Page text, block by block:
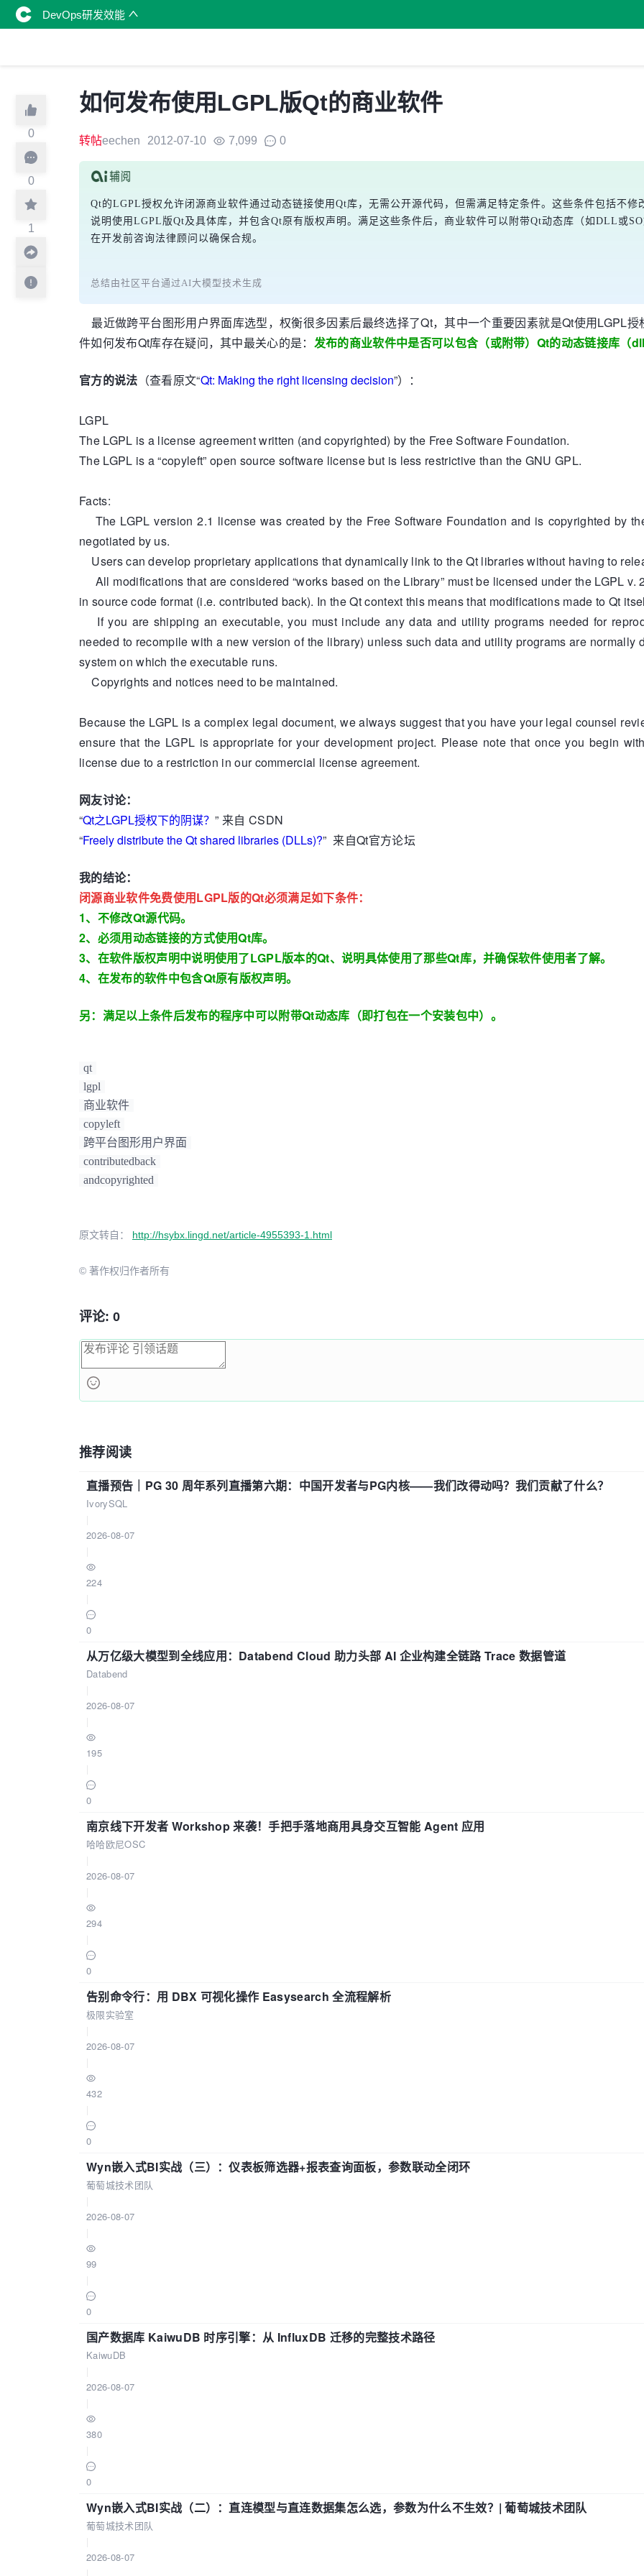
DevOps研发效能
0
0
1
如何发布使用LGPL版Qt的商业软件
转帖eechen 2012-07-10 7,099 0
Qt的LGPL授权允许闭源商业软件通过动态链接使用Qt库，无需公开源代码，但需满足特定条件。这些条件包括不
说明使用LGPL版Qt及具体库，并包含Qt原有版权声明。满足这些条件后，商业软件可以附带Qt动态库（如DLL或
在开发前咨询法律顾问以确保合规。
总结由社区平台通过AI大模型技术生成
最近做跨平台图形用户界面库选型，权衡很多因素后最终选择了Qt，其中一个重要因素就是Qt使用LGPL
件如何发布Qt库存在疑问，其中最关心的是： 发布的商业软件中是否可以包含（或附带）Qt的动态链接库（
官方的说法 （查看原文“Qt: Making the right licensing decision”）：
LGPL
The LGPL is a license agreement written (and copyrighted) by the Free Software Foundation.
The LGPL is a “copyleft” open source software license but is less restrictive than the GNU GPL.
Facts:
The LGPL version 2.1 license was created by the Free Software Foundation and is copyrighted by
negotiated by us.
Users can develop proprietary applications that dynamically link to the Qt libraries without having to
All modifications that are considered “works based on the Library” must be licensed under the LGPL
in source code format (i.e. contributed back). In the Qt context this means that modifications made to Qt
If you are shipping an executable, you must include any data and utility programs needed for
needed to recompile with a new version of the library) unless such data and utility programs are
system on which the executable runs.
Copyrights and notices need to be maintained.
Because the LGPL is a complex legal document, we always suggest that you have your legal counsel
ensure that the LGPL is appropriate for your development project. Please note that once you begin
license due to a restriction in our commercial license agreement.
网友讨论：
“Qt之LGPL授权下的阴谋？” 来自 CSDN
“Freely distribute the Qt shared libraries (DLLs)?” 来自Qt官方论坛
我的结论：
闭源商业软件免费使用LGPL版的Qt必须满足如下条件：
1、不修改Qt源代码。
2、必须用动态链接的方式使用Qt库。
3、在软件版权声明中说明使用了LGPL版本的Qt、说明具体使用了那些Qt库，并确保软件使用者了解。
4、在发布的软件中包含Qt原有版权声明。
另：满足以上条件后发布的程序中可以附带Qt动态库（即打包在一个安装包中）。
qt
lgpl
商业软件
copyleft
跨平台图形用户界面
contributedback
andcopyrighted
原文转自： http://hsybx.lingd.net/article-4955393-1.html
© 著作权归作者所有
评论: 0
推荐阅读
直播预告｜PG 30 周年系列直播第六期：中国开发者与PG内核——我们改得动吗？我们贡献了什么？
IvorySQL
2026-08-07
224
0
从万亿级大模型到全线应用：Databend Cloud 助力头部 AI 企业构建全链路 Trace 数据管道
Databend
2026-08-07
195
0
南京线下开发者 Workshop 来袭！手把手落地商用具身交互智能 Agent 应用
哈哈欧尼OSC
2026-08-07
294
0
告别命令行：用 DBX 可视化操作 Easysearch 全流程解析
极限实验室
2026-08-07
432
0
Wyn嵌入式BI实战（三）：仪表板筛选器+报表查询面板，参数联动全闭环
葡萄城技术团队
2026-08-07
99
0
国产数据库 KaiwuDB 时序引擎：从 InfluxDB 迁移的完整技术路径
KaiwuDB
2026-08-07
380
0
Wyn嵌入式BI实战（二）：直连模型与直连数据集怎么选，参数为什么不生效？| 葡萄城技术团队
葡萄城技术团队
2026-08-07